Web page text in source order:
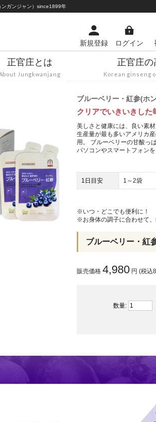
ンガンジャン）since1899年
新規登録 ログイン
正官庄とは
About Jungkwanjang
正官庄の
Korean ginseng
ブルーベリー・紅参(ホ
クリアでいきいきした
美しさと健康には、良い素材
生産量が最も多いアメリカ
用。 ブルーベリーの甘酸っ
パソコンやスマートフォン
1日目安 1～2袋
※いつ・どこでも便利に！
※お身体の調子に合わせて、
ブルーベリー・紅
販売価格 4,980円 (税込
数量: